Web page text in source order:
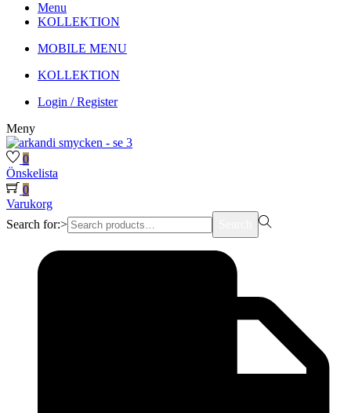
Menu
KOLLEKTION
MOBILE MENU
KOLLEKTION
Login / Register
Meny
0
Önskelista
0
Varukorg
Search for:>